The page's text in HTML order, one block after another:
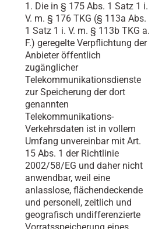
1. Die in § 175 Abs. 1 Satz 1 i.
V. m. § 176 TKG (§ 113a Abs.
1 Satz 1 i. V. m. § 113b TKG a.
F.) geregelte Verpflichtung der
Anbieter öffentlich
zugänglicher
Telekommunikationsdienste
zur Speicherung der dort
genannten
Telekommunikations-
Verkehrsdaten ist in vollem
Umfang unvereinbar mit Art.
15 Abs. 1 der Richtlinie
2002/58/EG und daher nicht
anwendbar, weil eine
anlasslose, flächendeckende
und personell, zeitlich und
geografisch undifferenzierte